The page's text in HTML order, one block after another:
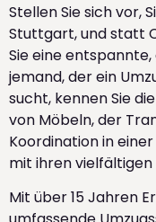
Stellen Sie sich vor,
Stuttgart, und statt
Sie eine
jemand, der ein
sucht, kennen Sie
von Möbeln, der
Koordination in
mit ihren vielfältigen
Mit über 15 Jahren